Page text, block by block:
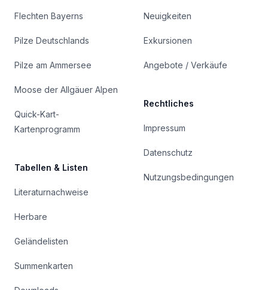
Flechten Bayerns
Pilze Deutschlands
Pilze am Ammersee
Moose der Allgäuer Alpen
Quick-Kart-
Kartenprogramm
Tabellen & Listen
Literaturnachweise
Herbare
Geländelisten
Summenkarten
Neuigkeiten
Exkursionen
Angebote / Verkäufe
Rechtliches
Impressum
Datenschutz
Nutzungsbedingungen